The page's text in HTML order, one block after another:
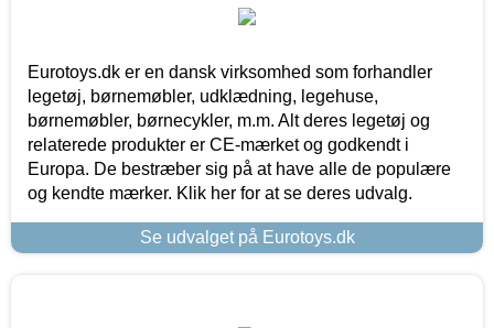
Eurotoys.dk er en dansk virksomhed som forhandler
legetøj, børnemøbler, udklædning, legehuse,
børnemøbler, børnecykler, m.m. Alt deres legetøj og
relaterede produkter er CE-mærket og godkendt i
Europa. De bestræber sig på at have alle de populære
og kendte mærker. Klik her for at se deres udvalg.
Se udvalget på Eurotoys.dk